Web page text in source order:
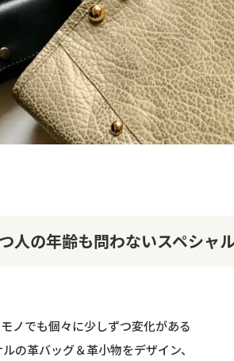
人の年齢も問わないスペシャ
ノでも個々に少しずつ変化がある
の革バッグ＆革小物をデザイン、